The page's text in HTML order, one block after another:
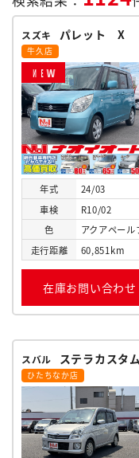
スズキ パレット X
牛久店
N E W
年式
24/03
車検
R10/02
色
アクアペー
走行距離 60,851km
在庫お問い合わせ
スバル ステラカスタ
ひたちなか店